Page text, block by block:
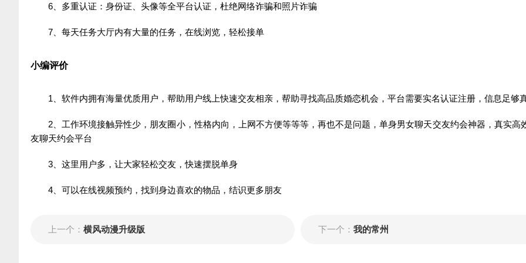
6、多重认证：身份证、头像等全平台认证，杜绝网络诈骗和照片诈骗
7、每天任务大厅内有大量的任务，在线浏览，轻松接单
小编评价
1、软件内拥有海量优质用户，帮助用户线上快速交友相亲，帮助寻找高品质婚恋机会，平台需要实名认证注册，信息足够
2、工作环境接触异性少，朋友圈小，性格内向，上网不方便等等等，再也不是问题，单身男女聊天交友约会神器，真实高
友聊天约会平台
3、这里用户多，让大家轻松交友，快速摆脱单身
4、可以在线视频预约，找到身边喜欢的物品，结识更多朋友
上一个： 横风动漫升级版 下一个： 我的常州